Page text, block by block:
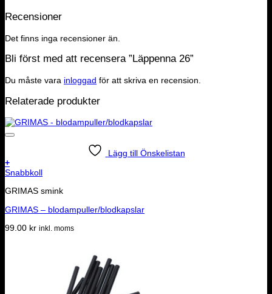
Recensioner
Det finns inga recensioner än.
Bli först med att recensera ”Läppenna 26”
Du måste vara inloggad för att skriva en recension.
Relaterade produkter
Lägg till Önskelistan
+
Snabbkoll
GRIMAS smink
GRIMAS – blodampuller/blodkapslar
99.00 kr inkl. moms